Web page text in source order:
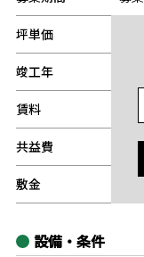
坪単価
竣工年
賃料
共益費
敷金
設備・条件